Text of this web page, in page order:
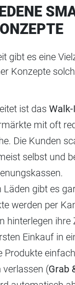
gibt es eine
Konzepte
ist das
mit oft
Die Kunden
selbst und
Läden gibt es
werden per
hinterlegen
Einkauf in
Produkte
verlassen (Grab